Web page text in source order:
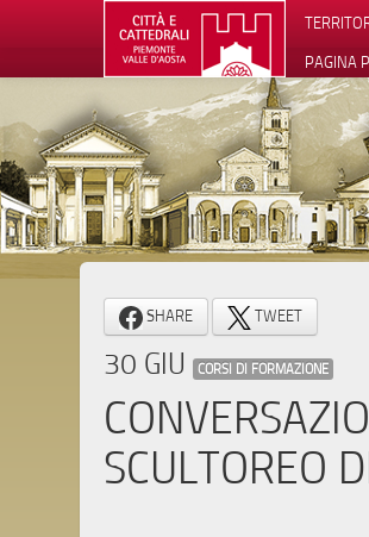
PAGINA
SHARE TWEET
30 GIU CORSI DI FORMAZIONE
SCULTOREO